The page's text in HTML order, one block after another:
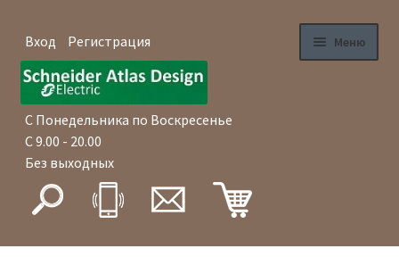
Меню
Вход Регистрация
Главная
Магазин
Перейти
навигации
Перейти
содержимому
С Понедельника по Воскресенье
С 9.00 - 20.00
Без выходных